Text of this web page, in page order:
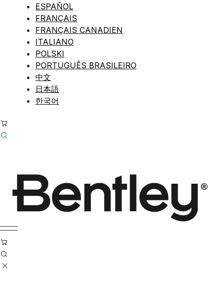
ESPAÑOL
FRANÇAIS
FRANÇAIS CANADIEN
ITALIANO
POLSKI
PORTUGUÊS BRASILEIRO
中文
日本語
한국어